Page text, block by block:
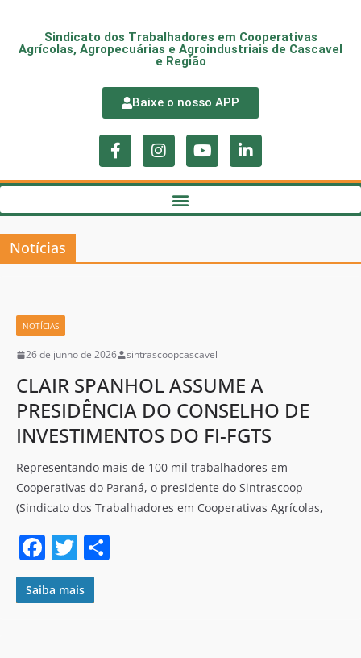
Sindicato dos Trabalhadores em Cooperativas
Agrícolas, Agropecuárias e Agroindustriais de Cascavel
e Região
Baixe o nosso APP
Notícias
NOTÍCIAS
26 de junho de 2026 sintrascoopcascavel
CLAIR SPANHOL ASSUME A
PRESIDÊNCIA DO CONSELHO DE
INVESTIMENTOS DO FI-FGTS
Representando mais de 100 mil trabalhadores em
Cooperativas do Paraná, o presidente do Sintrascoop
(Sindicato dos Trabalhadores em Cooperativas Agrícolas,
F
a
c
T
w
itt
Saiba mais